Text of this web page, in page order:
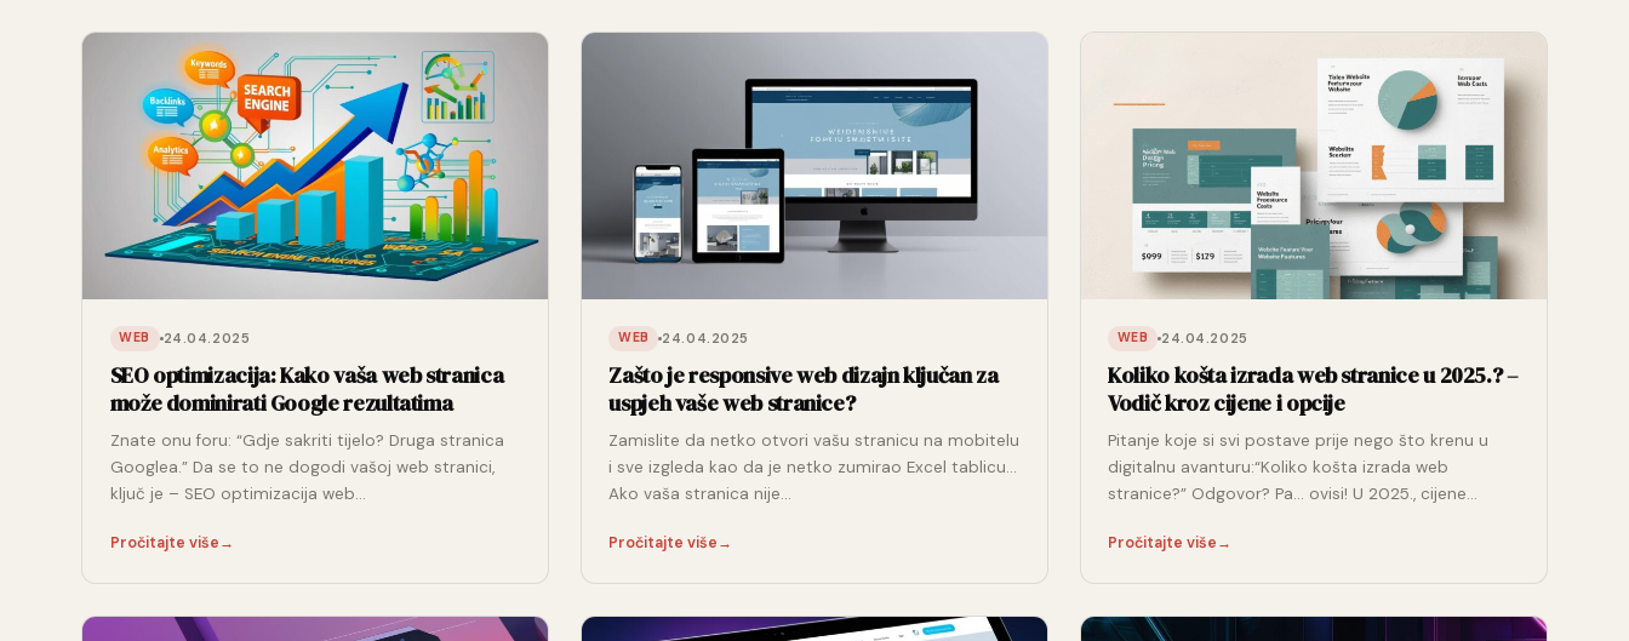
WEB 24.04.2025
SEO optimizacija: Kako vaša web stranica
može dominirati Google rezultatima
Znate onu foru: “Gdje sakriti tijelo? Druga stranica
Googlea.” Da se to ne dogodi vašoj web stranici,
ključ je – SEO optimizacija web…
Pročitajte više→
WEB 24.04.2025
Zašto je responsive web dizajn ključan za
uspjeh vaše web stranice?
Zamislite da netko otvori vašu stranicu na mobitelu
i sve izgleda kao da je netko zumirao Excel tablicu…
Ako vaša stranica nije…
Pročitajte više→
WEB 24.04.2025
Koliko košta izrada web stranice u 2025.? –
Vodič kroz cijene i opcije
Pitanje koje si svi postave prije nego što krenu u
digitalnu avanturu:“Koliko košta izrada web
stranice?” Odgovor? Pa… ovisi! U 2025., cijene…
Pročitajte više→